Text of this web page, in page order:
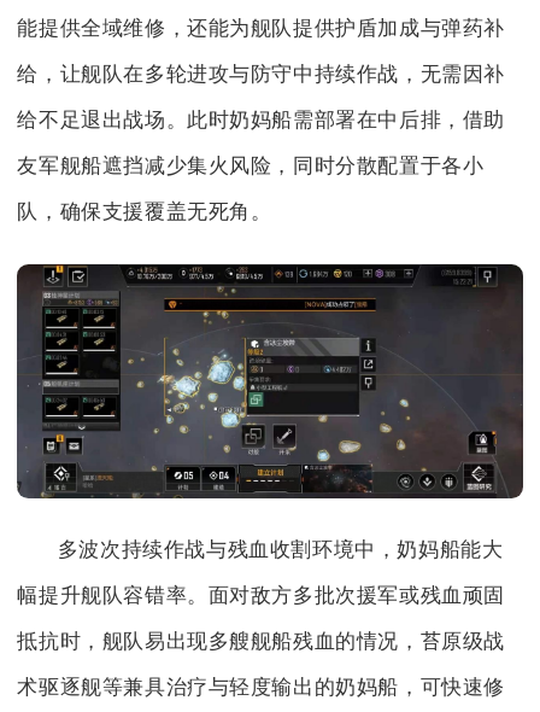
能提供全域维修，还能为舰队提供护盾加成与弹药补
给，让舰队在多轮进攻与防守中持续作战，无需因补
给不足退出战场。此时奶妈船需部署在中后排，借助
友军舰船遮挡减少集火风险，同时分散配置于各小
队，确保支援覆盖无死角。
多波次持续作战与残血收割环境中，奶妈船能大
幅提升舰队容错率。面对敌方多批次援军或残血顽固
抵抗时，舰队易出现多艘舰船残血的情况，苔原级战
术驱逐舰等兼具治疗与轻度输出的奶妈船，可快速修